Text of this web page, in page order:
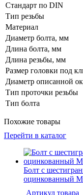
Стандарт по DIN
Тип резьбы
Материал
Диаметр болта, мм
Длина болта, мм
Длина резьбы, мм
Размер головки под
Диаметр описанной
Тип проточки резьбы
Тип болта
Похожие товары
Перейти в каталог
Болт с
оцинкованный
Артикул товара